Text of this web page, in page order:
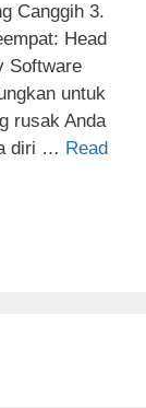
Canggih 3.
Head
Software
untuk
rusak Anda
diri … Read